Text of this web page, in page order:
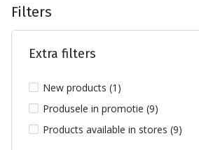
Filters
Extra filters
New products (1)
Produsele in promotie (9)
Products available in stores (9)